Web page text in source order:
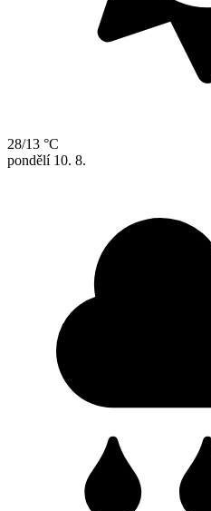
28/13 °C
pondělí 10. 8.